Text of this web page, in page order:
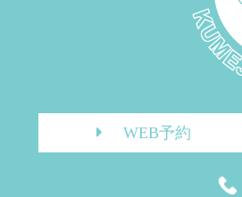
WEB予約